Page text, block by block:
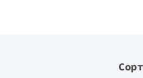
внутрішньої культури